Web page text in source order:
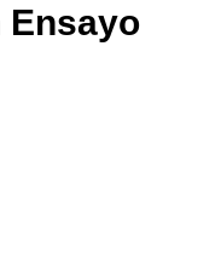
Ensayo